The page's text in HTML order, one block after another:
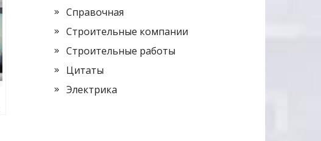
Справочная
Строительные компании
Строительные работы
Цитаты
Электрика